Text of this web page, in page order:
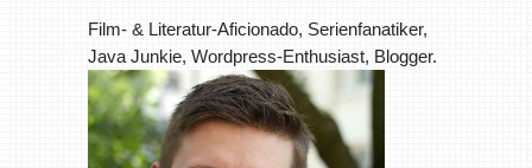
Film- & Literatur-Aficionado, Serienfanatiker,
Java Junkie, Wordpress-Enthusiast, Blogger.